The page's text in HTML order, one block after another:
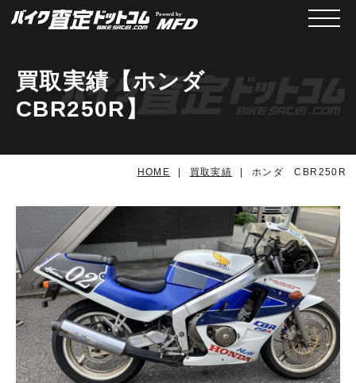
メニ
買取実績【ホンダ
CBR250R】
HOME 買取実績 ホンダ CBR250R